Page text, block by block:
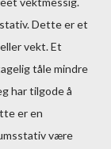
Dette er et
vekt. Et
tåle mindre
har tilgode å
er en
være